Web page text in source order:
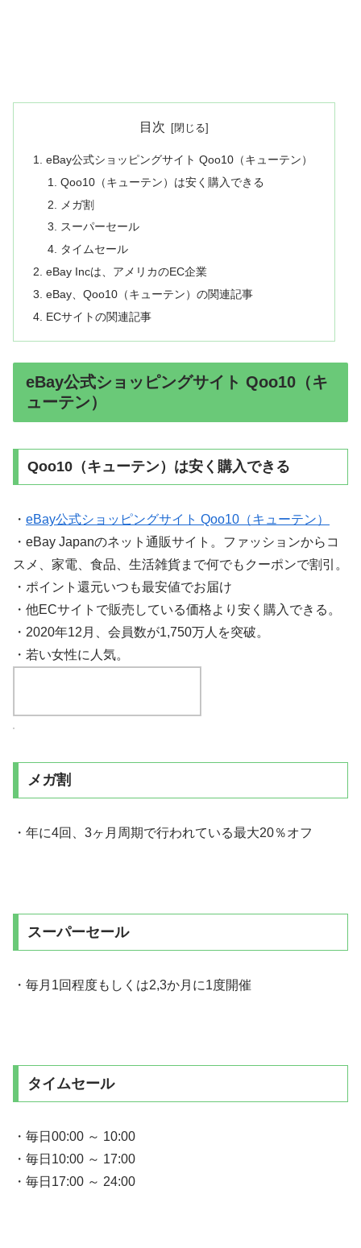
目次
eBay公式ショッピングサイト Qoo10（キューテン）
Qoo10（キューテン）は安く購入できる
メガ割
スーパーセール
タイムセール
eBay Incは、アメリカのEC企業
eBay、Qoo10（キューテン）の関連記事
ECサイトの関連記事
eBay公式ショッピングサイト Qoo10（キ
ューテン）
Qoo10（キューテン）は安く購入できる
・ eBay公式ショッピングサイト Qoo10（キューテン）
・eBay Japanのネット通販サイト。ファッションからコ
スメ、家電、食品、生活雑貨まで何でもクーポンで割引。
・ポイント還元いつも最安値でお届け
・他ECサイトで販売している価格より安く購入できる。
・2020年12月、会員数が1,750万人を突破。
・若い女性に人気。
メガ割
・年に4回、3ヶ月周期で行われている最大20％オフ
スーパーセール
・毎月1回程度もしくは2,3か月に1度開催
タイムセール
・毎日00:00 ～ 10:00
・毎日10:00 ～ 17:00
・毎日17:00 ～ 24:00